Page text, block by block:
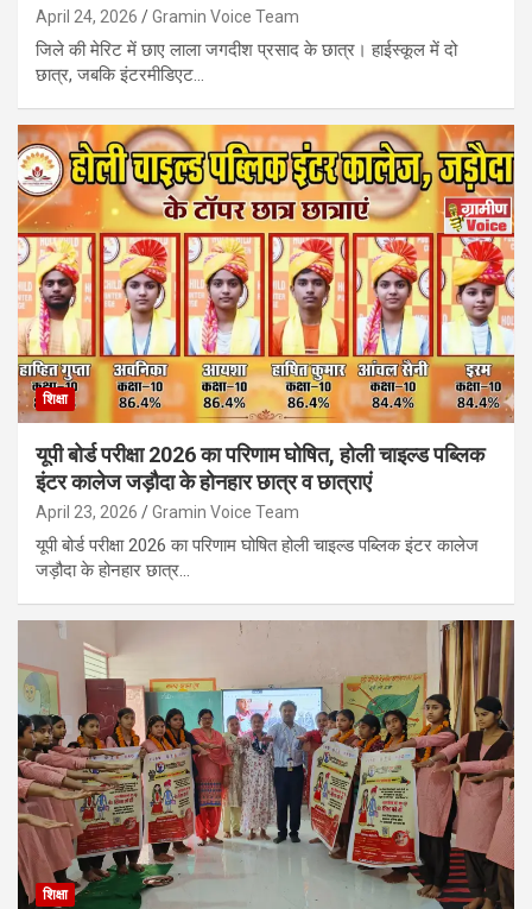
April 24, 2026 Gramin Voice Team
जिले की मेरिट में छाए लाला जगदीश प्रसाद के छात्र। हाईस्कूल में दो
छात्र, जबकि इंटरमीडिएट…
शिक्षा
यूपी बोर्ड परीक्षा 2026 का परिणाम घोषित, होली चाइल्ड पब्लिक
इंटर कालेज जड़ौदा के होनहार छात्र व छात्राएं
April 23, 2026 Gramin Voice Team
यूपी बोर्ड परीक्षा 2026 का परिणाम घोषित होली चाइल्ड पब्लिक इंटर कालेज
जड़ौदा के होनहार छात्र…
शिक्षा